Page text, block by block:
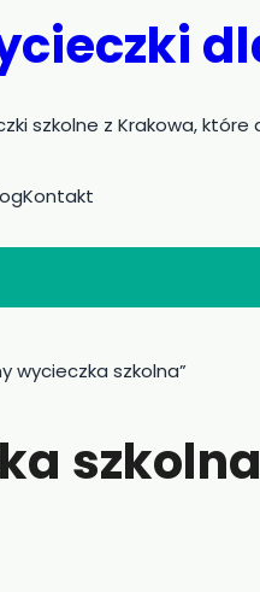
szkolne z Krakowa,
Kontakt
wycieczka szkolna”
szkolna